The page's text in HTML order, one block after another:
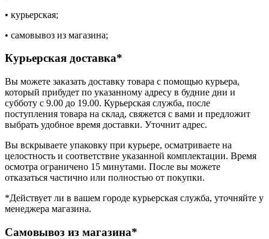
• курьерская;
• самовывоз из магазина;
Курьерская доставка*
Вы можете заказать доставку товара с помощью курьера,
который прибудет по указанному адресу в будние дни и
субботу с 9.00 до 19.00. Курьерская служба, после
поступления товара на склад, свяжется с вами и предложит
выбрать удобное время доставки. Уточнит адрес.
Вы вскрываете упаковку при курьере, осматриваете на
целостность и соответствие указанной комплектации. Время
осмотра ограничено 15 минутами. После вы можете
отказаться частично или полностью от покупки.
*Действует ли в вашем городе курьерская служба, уточняйте у
менеджера магазина.
Самовывоз из магазина*